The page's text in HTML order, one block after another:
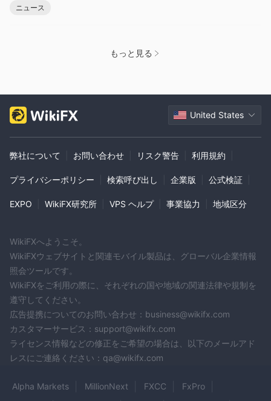
Skrill、UnionPay、銀行送金
は受益者手数料が発生します。
Paypal/Neteller/Skrillによる出金は即時かつ無料で処理されます
が、最初の資金を送金した同じアカウントから行う必要がありま
獲得しました。月間平均取引高は1兆3,570億米ドルに達し、リテールFX
ニュース
もっと見る
United States
弊社について お問い合わせ リスク警告 利用規約
プライバシーポリシー 検索呼び出し 企業版 公式検証
EXPO WikiFX研究所 VPS ヘルプ 事業協力 地域区分
WikiFXへようこそ。
WikiFXウェブサイトと関連モバイル製品は、グローバル企業情報
照会ツールです。
WikiFXをご利用の際に、それぞれの国や地域の関連法律や規制を
遵守してください。
広告提携についてのお問い合わせ：business@wikifx.com
カスタマーサービス：support@wikifx.com
ライセンス情報などの修正をご希望の場合は、以下のメールアド
レスにご連絡ください：qa@wikifx.com
Alpha Markets MillionNext FXCC
FxPro